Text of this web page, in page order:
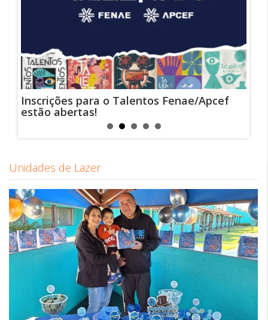
Inscrições para o Talentos Fenae/Apcef
estão abertas!
Unidades de Lazer